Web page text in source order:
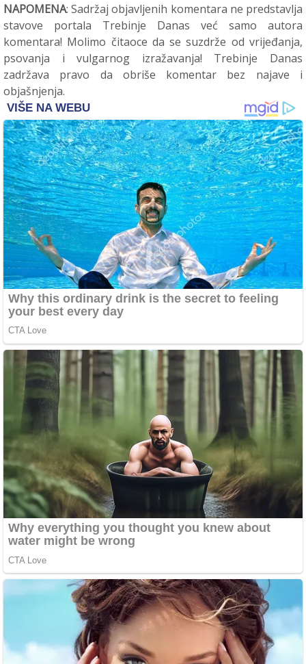
NAPOMENA: Sadržaj objavljenih komentara ne predstavlja
stavove portala Trebinje Danas već samo autora
komentara! Molimo čitaoce da se suzdrže od vrijeđanja,
psovanja i vulgarnog izražavanja! Trebinje Danas
zadržava pravo da obriše komentar bez najave i
objašnjenja.